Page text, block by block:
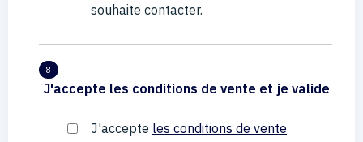
souhaite contacter.
8
J'accepte les conditions de vente et je valide
J'accepte les conditions de vente